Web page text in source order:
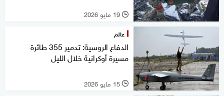
l 19 مايو 2026
عالم
الدفاع الروسية: تدمير 355 طائرة
مسيرة أوكرانية خلال الليل
l 15 مايو 2026